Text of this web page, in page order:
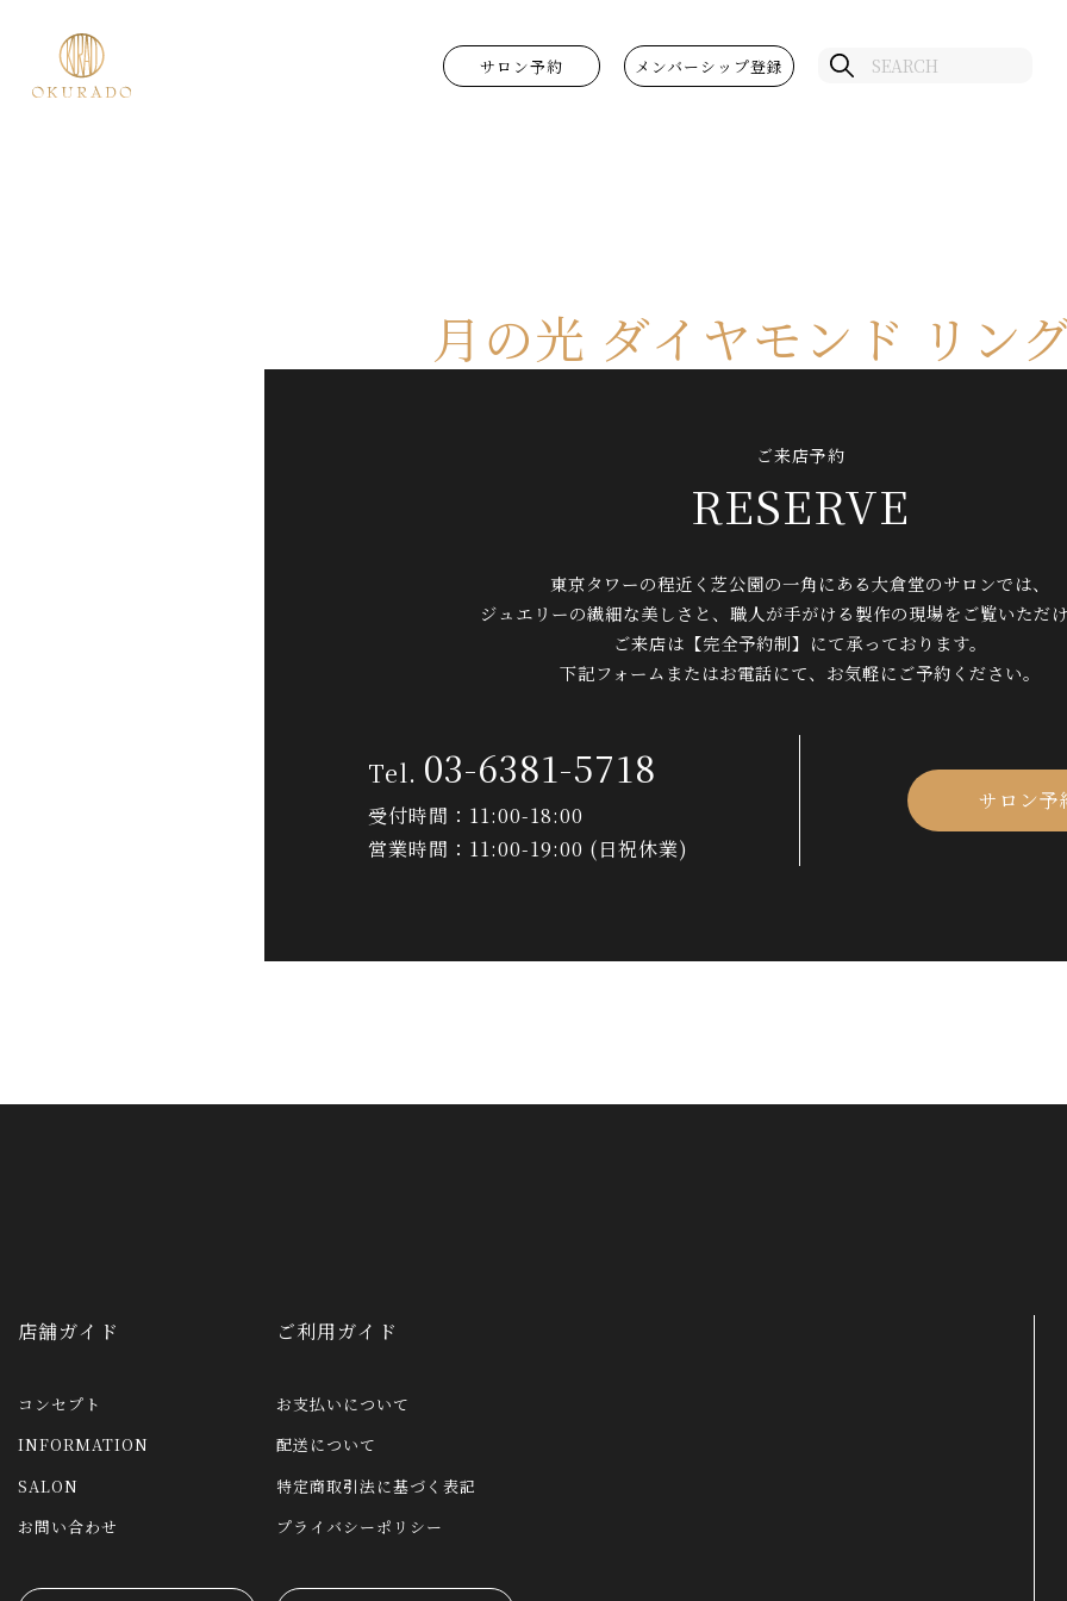
サロン予約 メンバーシップ登録
月の光 ダイヤモンド リン
ご来店予約
RESERVE
東京タワーの程近く芝公園の一角にある大倉堂のサロンでは、
ジュエリーの繊細な美しさと、 職人が手がける製作の現場をご覧いただけ
ご来店は【完全予約制】にて承っております。
下記フォームまたはお電話にて、 お気軽にご予約ください。
03-6381-5718
受付時間：11:00-18:00
営業時間：11:00-19:00 (日祝休業)
サロン予
店舗ガイド
コンセプト
INFORMATION
SALON
お問い合わせ
ご利用ガイド
お支払いについて
配送について
特定商取引法に基づく表記
プライバシーポリシー